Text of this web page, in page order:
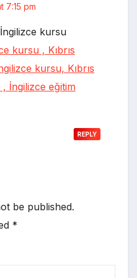
7:15 pm
İngilizce kursu
kursu , Kıbrıs
kursu, Kıbrıs
İngilizce eğitim
REPLY
be published.
*